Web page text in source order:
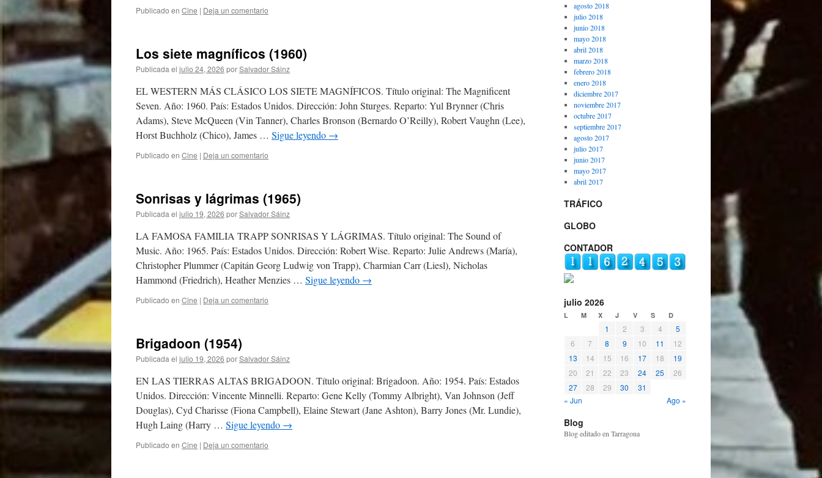
Publicado en Cine | Deja un comentario
Los siete magníficos (1960)
Publicada el julio 24, 2026 porSalvador Sáinz
EL WESTERN MÁS CLÁSICO LOS SIETE MAGNÍFICOS. Título original: The Magnificent
Seven. Año: 1960. País: Estados Unidos. Dirección: John Sturges. Reparto: Yul Brynner (Chris
Adams), Steve McQueen (Vin Tanner), Charles Bronson (Bernardo O’Reilly), Robert Vaughn (Lee),
Horst Buchholz (Chico), James … Sigue leyendo →
Publicado en Cine | Deja un comentario
Sonrisas y lágrimas (1965)
Publicada el julio 19, 2026 porSalvador Sáinz
LA FAMOSA FAMILIA TRAPP SONRISAS Y LÁGRIMAS. Título original: The Sound of
Music. Año: 1965. País: Estados Unidos. Dirección: Robert Wise. Reparto: Julie Andrews (María),
Christopher Plummer (Capitán Georg Ludwig von Trapp), Charmian Carr (Liesl), Nicholas
Hammond (Friedrich), Heather Menzies … Sigue leyendo →
Publicado en Cine | Deja un comentario
Brigadoon (1954)
Publicada el julio 19, 2026 porSalvador Sáinz
EN LAS TIERRAS ALTAS BRIGADOON. Título original: Brigadoon. Año: 1954. País: Estados
Unidos. Dirección: Vincente Minnelli. Reparto: Gene Kelly (Tommy Albright), Van Johnson (Jeff
Douglas), Cyd Charisse (Fiona Campbell), Elaine Stewart (Jane Ashton), Barry Jones (Mr. Lundie),
Hugh Laing (Harry … Sigue leyendo →
Publicado en Cine | Deja un comentario
agosto 2018
julio 2018
junio 2018
mayo 2018
abril 2018
marzo 2018
febrero 2018
enero 2018
diciembre 2017
noviembre 2017
octubre 2017
septiembre 2017
agosto 2017
julio 2017
junio 2017
mayo 2017
abril 2017
TRÁFICO
GLOBO
CONTADOR
julio 2026
L M X J V S D
1 2 3 4
5
6
7 8 9 10 11
12
13
14 15 16 17 18
19
20
21 22 23 24 25
26
27
28 29 30
31
« Jun
Ago »
Blog
Blog editado en Tarragona